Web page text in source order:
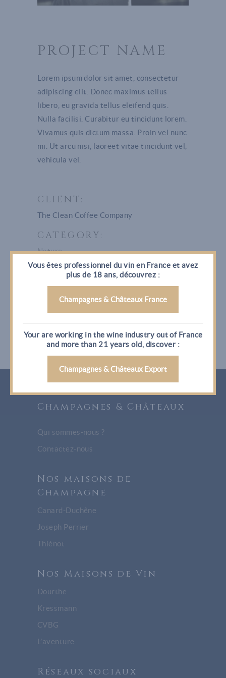
PROJECT NAME
Lorem ipsum dolor sit amet, consectetur
adipiscing elit. Donec maximus tellus
libero, eu gravida tellus eleifend quis.
Nulla facilisi. Curabitur eu tincidunt lorem.
Vivamus quis dictum massa. Proin vel nunc
mi. Ut arcu nisi, laoreet vitae tincidunt vel,
vehicula vel.
CLIENT:
The Clean Coffee Company
CATEGORY:
Nature
DATE:
28 septembre 2016
Champagnes & Châteaux
Qui sommes-nous ?
Contactez-nous
Nos maisons de
Champagne
Canard-Duchêne
Joseph Perrier
Thiénot
Nos Maisons de Vin
Dourthe
Kressmann
CVBG
L’aventure
Réseaux sociaux
Vous êtes professionnel du vin en France et avez
plus de 18 ans, découvrez :
Champagnes & Châteaux France
Your are working in the wine industry out of France
and more than 21 years old, discover :
Champagnes & Châteaux Export